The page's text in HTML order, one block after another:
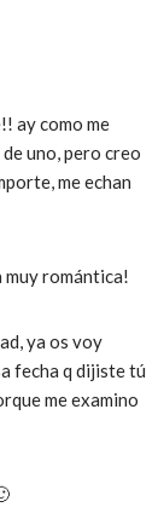
ay como me
uno, pero creo
me echan
muy romántica!
ya os voy
fecha q dijiste tú
me examino